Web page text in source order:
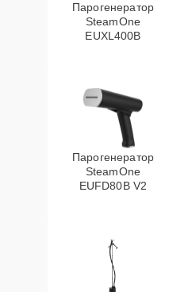
Парогенератор
SteamOne
EUXL400B
Парогенератор
SteamOne
EUFD80B V2